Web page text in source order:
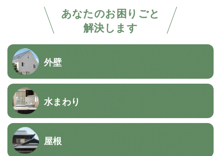
あなたのお困りごと
解決します
外壁
水まわり
屋根